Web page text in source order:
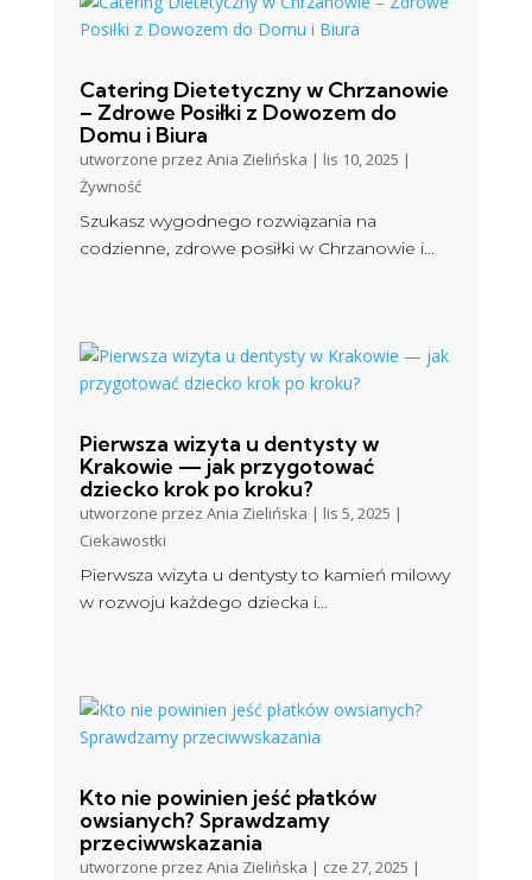
Catering Dietetyczny w Chrzanowie
– Zdrowe Posiłki z Dowozem do
Domu i Biura
utworzone przezAnia Zielińska | lis 10, 2025 |
Żywność
Szukasz wygodnego rozwiązania na
codzienne, zdrowe posiłki w Chrzanowie i...
Pierwsza wizyta u dentysty w
Krakowie — jak przygotować
dziecko krok po kroku?
utworzone przezAnia Zielińska | lis 5, 2025 |
Ciekawostki
Pierwsza wizyta u dentysty to kamień milowy
w rozwoju każdego dziecka i...
Kto nie powinien jeść płatków
owsianych? Sprawdzamy
przeciwwskazania
utworzone przezAnia Zielińska | cze 27, 2025 |